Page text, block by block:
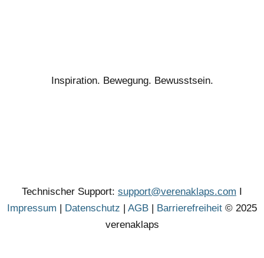
Inspiration. Bewegung. Bewusstsein.
Technischer Support: support@verenaklaps.com
Impressum
Datenschutz AGB Barrierefreiheit © 2025
verenaklaps